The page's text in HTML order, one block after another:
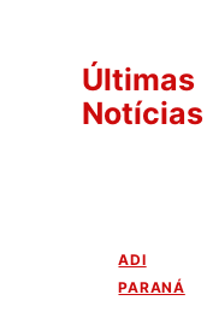
Últimas
Notícias
ADI
PARANÁ